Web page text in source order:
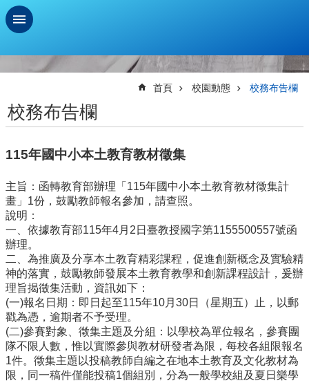
跳到主要內容區塊
學
扶
測
驗
新
生
資
訊
及
總
量
管
制
辦
法
首頁 校園動態 校務布告欄
校務布告欄
115年國中小本土教育教材徵集
主旨：函轉教育部辦理「115年國中小本土教育教材徵集計
畫」1份，鼓勵教師報名參加，請查照。
說明：
一、依據教育部115年4月2日臺教授國字第1155500557號函
辦理。
二、為推廣及分享本土教育精彩課程，促進創新概念及實驗精
神的落實，鼓勵教師發展本土教育教學和創新課程設計，爰辦
理旨揭徵集活動，資訊如下：
(一)報名日期：即日起至115年10月30日（星期五）止，以郵
戳為憑，逾期者不予受理。
(二)參賽對象、徵集主題及分組：以學校為單位報名，參賽團
隊不限人數，惟以實際參與教材研發者為限，每校各組限報名
1件。徵集主題以投稿教師自編之在地本土教育及文化教材為
限，同一稿件僅能投稿1個組別，分為一般學校組及夏日樂學